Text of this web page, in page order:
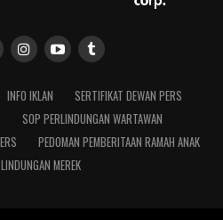
INFO IKLAN
SERTIFIKAT DEWAN PERS
SOP PERLINDUNGAN WARTAWAN
PEDOMAN PEMBERITAAN RAMAH ANAK
MEREK